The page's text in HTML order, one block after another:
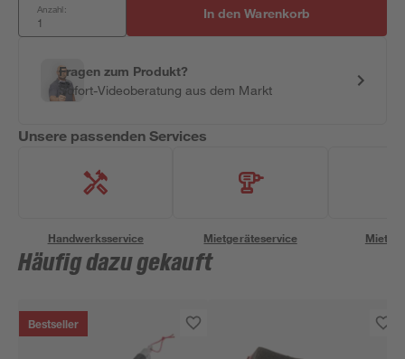
Anzahl: In den Warenkorb
Fragen zum Produkt?
Sofort-Videoberatung aus dem Markt
Unsere passenden Services
Handwerksservice Mietgeräteservice
Häufig dazu gekauft
Bestseller